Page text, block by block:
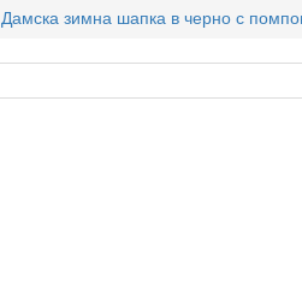
Дамска зимна шапка в черно с